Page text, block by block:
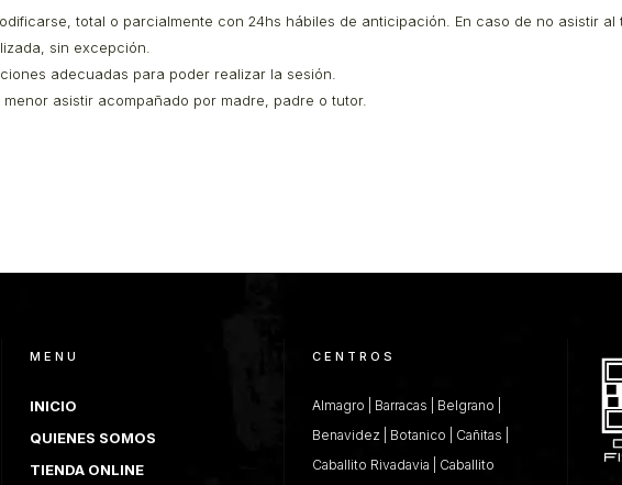
total o parcialmente con 24hs hábiles de anticipación. En caso de no asistir
sin excepción.
adecuadas para poder realizar la sesión.
asistir acompañado por madre, padre o tutor.
MENU
INICIO
QUIENES SOMOS
TIENDA ONLINE
CENTROS
Almagro Barracas Belgrano
Benavidez
Botanico Cañitas
Caballito Rivadavia
Caballito